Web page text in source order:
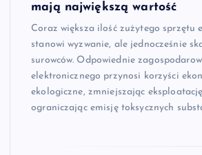
mają największą wartość
Coraz większa ilość zużytego sprzętu
stanowi wyzwanie, ale jednocześnie
surowców. Odpowiednie
elektronicznego przynosi korzyści
ekologiczne, zmniejszając
ograniczając emisję toksycznych